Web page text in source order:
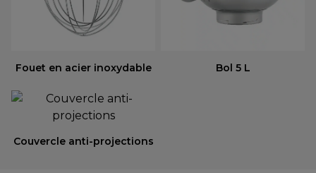
Fouet en acier inoxydable Bol 5 L
Couvercle anti-projections